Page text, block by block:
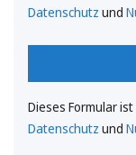
Datenschutz und
Dieses Formular
Datenschutz und